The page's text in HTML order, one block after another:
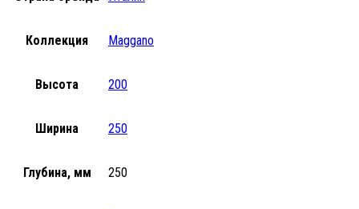
Коллекция Maggano
Высота 200
Ширина 250
Глубина, мм 250